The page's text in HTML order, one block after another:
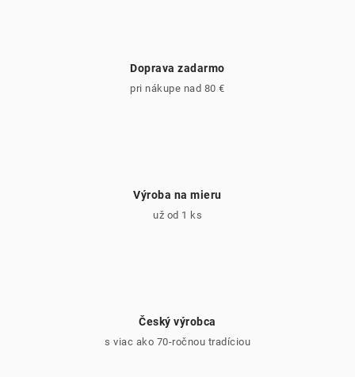
Doprava zadarmo
pri nákupe nad 80 €
Výroba na mieru
už od 1 ks
Český výrobca
s viac ako 70-ročnou tradíciou